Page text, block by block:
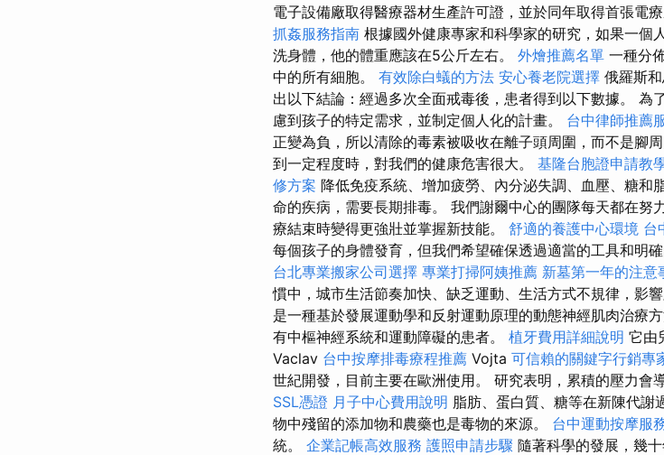
電子設備廠取得醫療器材生產許可證，並於同年取得首張電
抓姦服務指南 根據國外健康專家和科學家的研究，如果一個
洗身體，他的體重應該在5公斤左右。 外燴推薦名單 一種分
中的所有細胞。 有效除白蟻的方法 安心養老院選擇 俄羅斯
出以下結論：經過多次全面戒毒後，患者得到以下數據。 為
慮到孩子的特定需求，並制定個人化的計畫。 台中律師推薦
正變為負，所以清除的毒素被吸收在離子頭周圍，而不是腳周
到一定程度時，對我們的健康危害很大。 基隆台胞證申請教
修方案 降低免疫系統、增加疲勞、內分泌失調、血壓、糖和
命的疾病，需要長期排毒。 我們謝爾中心的團隊每天都在努
療結束時變得更強壯並掌握新技能。 舒適的養護中心環境 台
每個孩子的身體發育，但我們希望確保透過適當的工具和明
台北專業搬家公司選擇 專業打掃阿姨推薦 新墓第一年的注意
慣中，城市生活節奏加快、缺乏運動、生活方式不規律，影
是一種基於發展運動學和反射運動原理的動態神經肌肉治療方
有中樞神經系統和運動障礙的患者。 植牙費用詳細說明 它由
Vaclav 台中按摩排毒療程推薦 Vojta 可信賴的關鍵字行銷專
世紀開發，目前主要在歐洲使用。 研究表明，累積的壓力會
SSL憑證 月子中心費用說明 脂肪、蛋白質、糖等在新陳代謝
物中殘留的添加物和農藥也是毒物的來源。 台中運動按摩服
統。 企業記帳高效服務 護照申請步驟 隨著科學的發展，幾